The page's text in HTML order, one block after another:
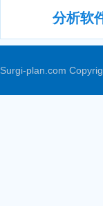
分析软
Surgi-plan.com